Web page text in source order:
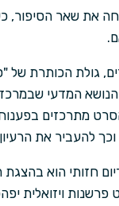
את שאר הסיפור,
גולת הכותרת של
המדעי שבמרכזו
מתרכזים
להעביר את
חזותי הוא
פרשנות ויזואלית